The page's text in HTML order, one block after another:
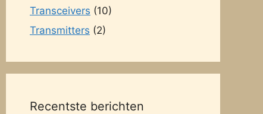
Transceivers (10)
Transmitters (2)
Recentste berichten